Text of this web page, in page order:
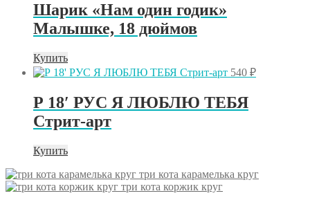
Шарик «Нам один годик»
Малышке, 18 дюймов
Купить
540 ₽
Р 18′ РУС Я ЛЮБЛЮ ТЕБЯ
Стрит-арт
Купить
три кота карамелька круг
три кота коржик круг